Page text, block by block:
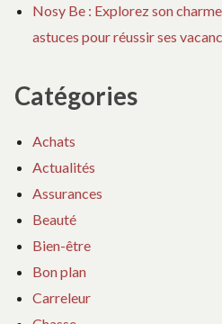
Nosy Be : Explorez son
astuces pour réussir ses
Catégories
Achats
Actualités
Assurances
Beauté
Bien-être
Bon plan
Carreleur